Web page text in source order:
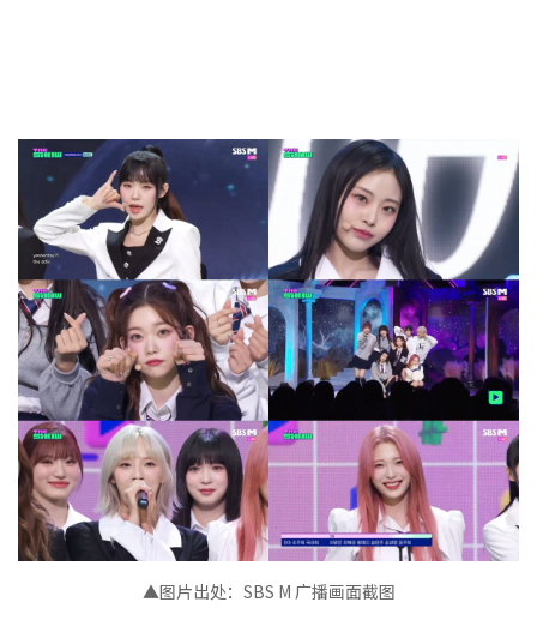
▲图片出处： SBS M 广播画面截图